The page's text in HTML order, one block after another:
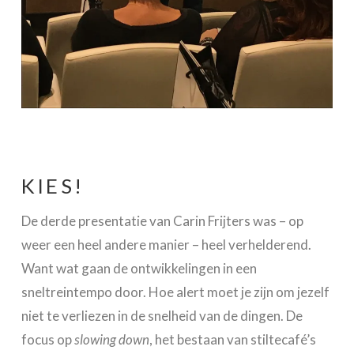
KIES!
De derde presentatie van Carin Frijters was – op
weer een heel andere manier – heel verhelderend.
Want wat gaan de ontwikkelingen in een
sneltreintempo door. Hoe alert moet je zijn om jezelf
niet te verliezen in de snelheid van de dingen. De
focus opslowing down, het bestaan van stiltecafé’s